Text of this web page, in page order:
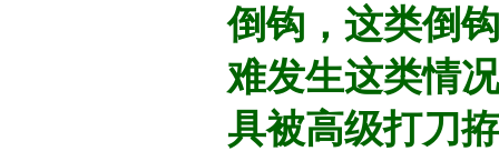
倒钩，这类倒
难发生这类情
具被高级打刀